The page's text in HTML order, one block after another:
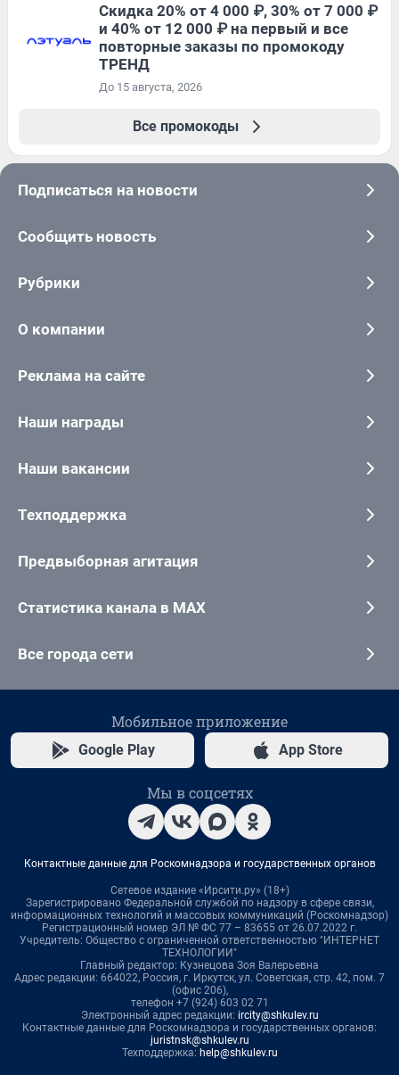
Скидка 20% от 4 000 ₽, 30% от 7 000 ₽
и 40% от 12 000 ₽ на первый и все
повторные заказы по промокоду
ТРЕНД
До 15 августа, 2026
Все промокоды
Подписаться на новости
Сообщить новость
Рубрики
О компании
Реклама на сайте
Наши награды
Наши вакансии
Техподдержка
Предвыборная агитация
Статистика канала в MAX
Все города сети
Мобильное приложение
Google Play App Store
Мы в соцсетях
Контактные данные для Роскомнадзора и государственных органов
Сетевое издание «Ирсити.ру» (18+)
Зарегистрировано Федеральной службой по надзору в сфере связи,
информационных технологий и массовых коммуникаций (Роскомнадзор)
Регистрационный номер ЭЛ № ФС 77 – 83655 от 26.07.2022 г.
Учредитель: Общество с ограниченной ответственностью "ИНТЕРНЕТ
ТЕХНОЛОГИИ"
Главный редактор: Кузнецова Зоя Валерьевна
Адрес редакции: 664022, Россия, г. Иркутск, ул. Советская, стр. 42, пом. 7
(офис 206),
телефон +7 (924) 603 02 71
Электронный адрес редакции: ircity@shkulev.ru
Контактные данные для Роскомнадзора и государственных органов:
juristnsk@shkulev.ru
Техподдержка: help@shkulev.ru